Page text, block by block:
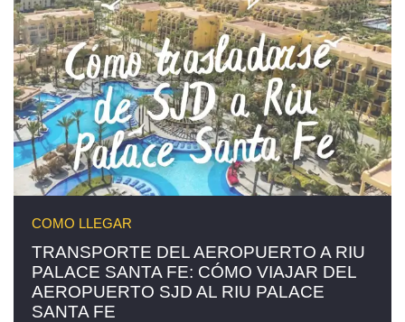
COMO LLEGAR
TRANSPORTE DEL AEROPUERTO A RIU
PALACE SANTA FE: CÓMO VIAJAR DEL
AEROPUERTO SJD AL RIU PALACE
SANTA FE